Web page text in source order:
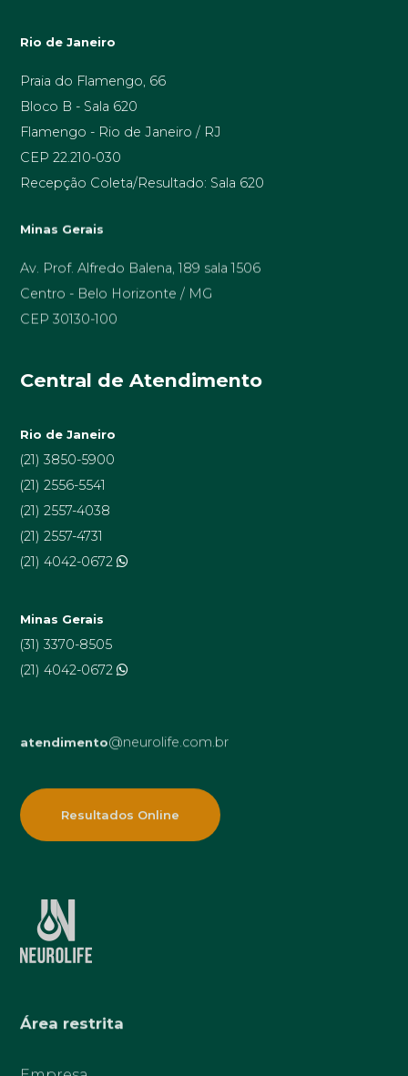
Rio de Janeiro
Praia do Flamengo, 66
Bloco B - Sala 620
Flamengo - Rio de Janeiro / RJ
CEP 22.210-030
Recepção Coleta/Resultado: Sala 620
Minas Gerais
Av. Prof. Alfredo Balena, 189 sala 1506
Centro - Belo Horizonte / MG
CEP 30130-100
Central de Atendimento
Rio de Janeiro
(21) 3850-5900
(21) 2556-5541
(21) 2557-4038
(21) 2557-4731
(21) 4042-0672
Minas Gerais
(31) 3370-8505
(21) 4042-0672
atendimento@neurolife.com.br